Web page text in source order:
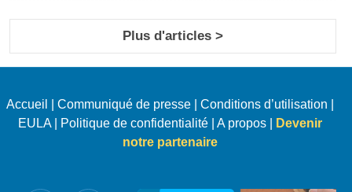
Plus d'articles >
Accueil Communiqué de presse| Conditions d’utilisation
EULA| Politique de confidentialité| A propos|
Devenir
notre partenaire